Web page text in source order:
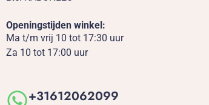
Openingstijden winkel:
Ma t/m vrij 10 tot 17:30 uur
Za 10 tot 17:00 uur
+31612062099